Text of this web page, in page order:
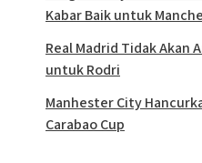
Kabar Baik untuk
Real Madrid Tidak Akan
untuk Rodri
Manhester City
Carabao Cup